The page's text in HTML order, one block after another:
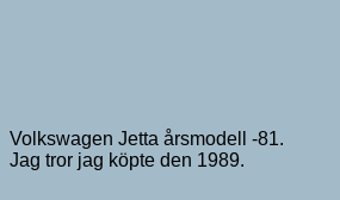
Volkswagen Jetta årsmodell -81.
Jag tror jag köpte den 1989.